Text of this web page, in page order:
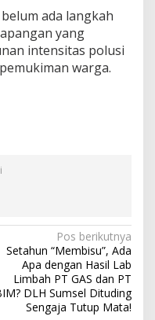
ada langkah
yang
intensitas polusi
warga.
Pos berikutnya
Setahun “Membisu”, Ada
Apa dengan Hasil Lab
Limbah PT GAS dan PT
DLH Sumsel Dituding
Sengaja Tutup Mata!